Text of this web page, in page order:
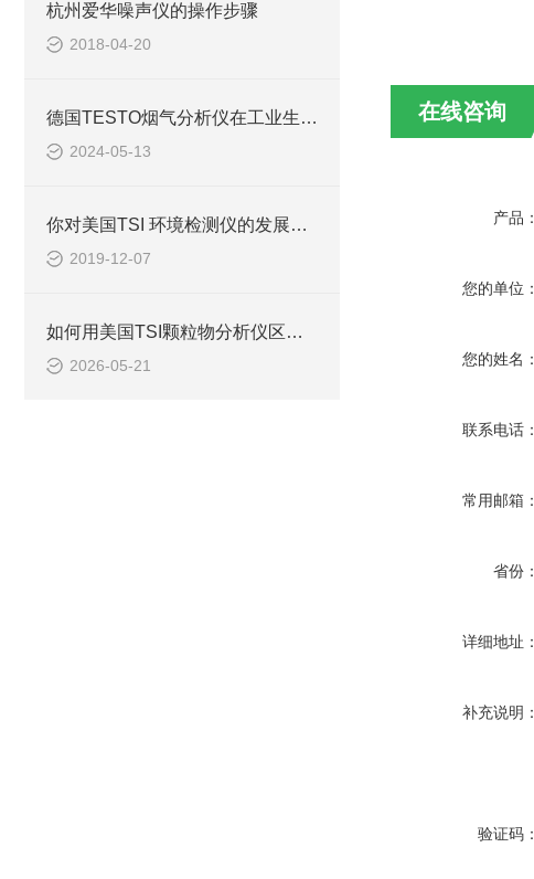
杭州爱华噪声仪的操作步骤
2018-04-20
德国TESTO烟气分析仪在工业生产中的实用性分析
2024-05-13
你对美国TSI 环境检测仪的发展趋势有什么不同看法吗？
2019-12-07
如何用美国TSI颗粒物分析仪区分粉尘与细菌？
2026-05-21
在线咨询
产品：
您的单位：
您的姓名：
联系电话：
常用邮箱：
省份：
详细地址：
补充说明：
验证码：